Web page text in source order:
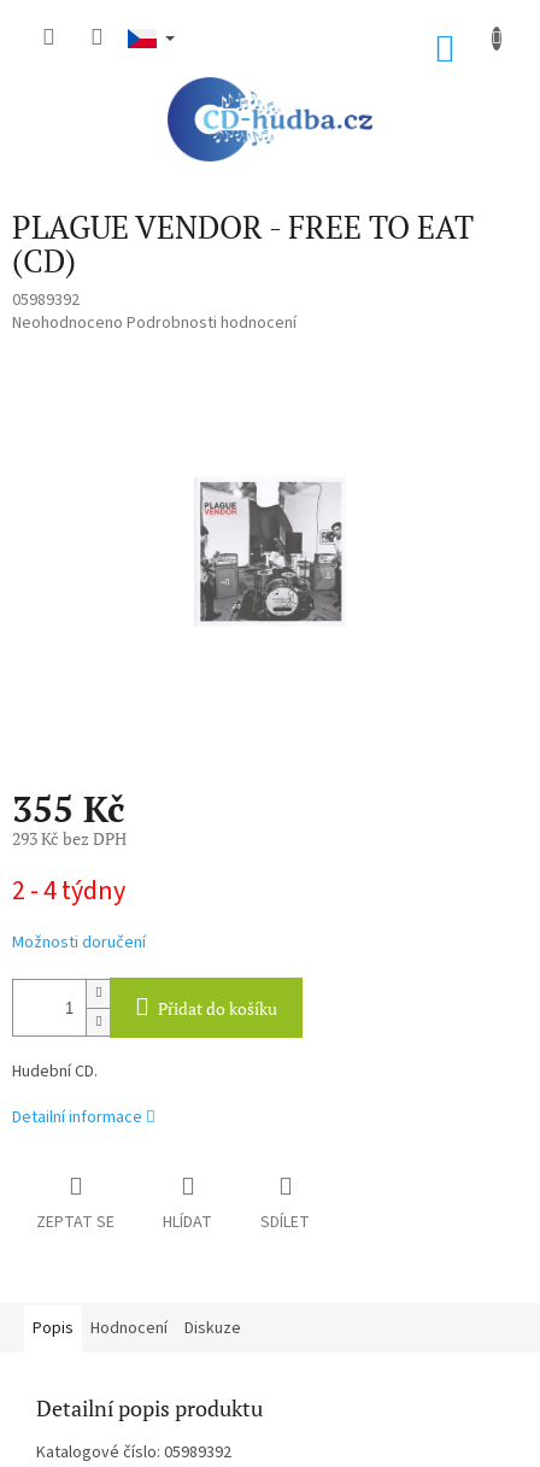
PLAGUE VENDOR - FREE TO EAT
(CD)
05989392
Průměrné
Neohodnoceno Podrobnosti hodnocení
355 Kč
293 Kč bez DPH
cena:
2 - 4 týdny
Možnosti doručení
Přidat do košíku
Hudební CD.
Detailní informace
ZEPTAT SE HLÍDAT SDÍLET
Popis Hodnocení Diskuze
Detailní popis produktu
Katalogové číslo: 05989392